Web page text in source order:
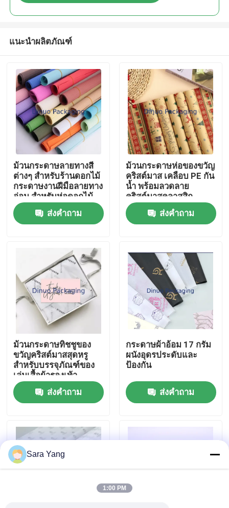
วิดีโอ
เกี่ยวกับเรา
ทัวร์โรงงาน
การควบคุมคุณภาพ
ติดต่อเรา
ข่าว
กรณี
แนะนำผลิตภัณฑ์
ม้วนกระดาษลายทางสี
ต่างๆ สำหรับร้านดอกไม้
กระดาษงานฝีมือลายทาง
อ่อน สำหรับห่อดอกไม้
บรรจุภัณฑ์ของขวัญ
ส่งคำถาม
ม้วนกระดาษห่อของขวัญ
คริสต์มาส เคลือบ PE กัน
น้ำ พร้อมลวดลาย
คริสต์มาสคลาสสิก
สำหรับห่อของขวัญ งาน
ฝีมือ DIY ส่งคำถาม
ม้วนกระดาษทิชชูของ
ขวัญคริสต์มาสสุดหรู
สำหรับบรรจุภัณฑ์ของ
เล่นเสื้อผ้ารองเท้า
ส่งคำถาม
กระดาษผ้าอ้อม 17 กรัม
ผนังอุดรประดับและ
ป้องกัน
ส่งคำถาม
Sara Yang
1:00 PM